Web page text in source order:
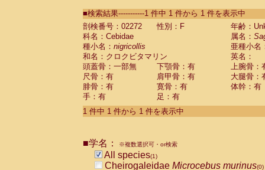
CebidaeSaguinus labiatus(0)
Cebidae Saguinus leucopus (0)
Cebidae
CebidaeSaguinus mystax
CebidaeSaguinus nigricollis (1)
Cebidae Saguinus oedipus
Cebidae Saguinus weddelli
Cebidae Saguinusspp.
Cebidae Aotus trivirgatus
Cebidae Cebus albifrons
CebidaeCebus nigrivittatus
CebidaeCebus
CebidaeSaimiri boliviensis(0)
■検索結果-----------1 件中 1 件から 1 件を表示中
剖検番号：02272
性別：F
年齢：
科名：Cebidae
属名：
種小名： nigricollis
亜種小名
和名：クロクビタマリン
英名：
頭蓋骨：一部無
下顎骨：有
上腕骨：
尺骨：有
肩甲骨：有
大腿骨：
腓骨：有
寛骨：有
体幹：有
手：有
足：有
1 件中 1 件から 1 件を表示中
■学名： ※複数選択可・or検索
All species(1)
Cheirogaleidae Microcebus murinus(0)